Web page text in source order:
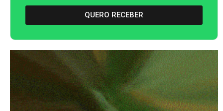
QUERO RECEBER